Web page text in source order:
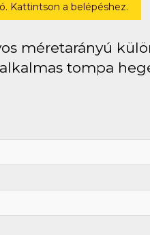
Kattintson a belépéshez.
méretarányú
tompa